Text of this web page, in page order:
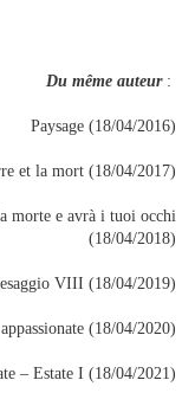
Du même auteur :
Paysage (18/04/2016)
et la mort (18/04/2017)
morte e avrà i tuoi occhi
(18/04/2018)
VIII (18/04/2019)
(18/04/2020)
– Estate I (18/04/2021)